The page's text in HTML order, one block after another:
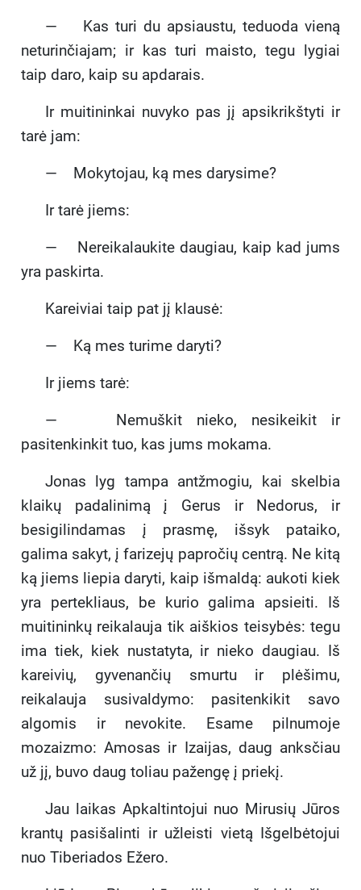
— Kas turi du apsiaustu, teduoda vieną
neturinčiajam; ir kas turi maisto, tegu lygiai
taip daro, kaip su apdarais.
Ir muitininkai nuvyko pas jį apsikrikštyti ir
tarė jam:
— Mokytojau, ką mes darysime?
Ir tarė jiems:
— Nereikalaukite daugiau, kaip kad jums
yra paskirta.
Kareiviai taip pat jį klausė:
— Ką mes turime daryti?
Ir jiems tarė:
— Nemuškit nieko, nesikeikit ir
pasitenkinkit tuo, kas jums mokama.
Jonas lyg tampa antžmogiu, kai skelbia
klaikų padalinimą į Gerus ir Nedorus, ir
besigilindamas į prasmę, išsyk pataiko,
galima sakyt, į farizejų papročių centrą. Ne kitą
ką jiems liepia daryti, kaip išmaldą: aukoti kiek
yra pertekliaus, be kurio galima apsieiti. Iš
muitininkų reikalauja tik aiškios teisybės: tegu
ima tiek, kiek nustatyta, ir nieko daugiau. Iš
kareivių, gyvenančių smurtu ir plėšimu,
reikalauja susivaldymo: pasitenkikit savo
algomis ir nevokite. Esame pilnumoje
mozaizmo: Amosas ir Izaijas, daug anksčiau
už jį, buvo daug toliau pažengę į priekį.
Jau laikas Apkaltintojui nuo Mirusių Jūros
krantų pasišalinti ir užleisti vietą Išgelbėtojui
nuo Tiberiados Ežero.